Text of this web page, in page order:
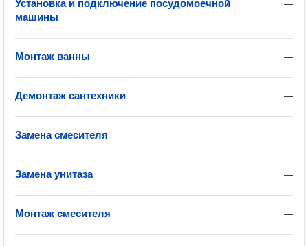
—
Установка и подключение посудомоечной
машины
—
Монтаж ванны
—
Демонтаж сантехники
—
Замена смесителя
—
Замена унитаза
—
Монтаж смесителя